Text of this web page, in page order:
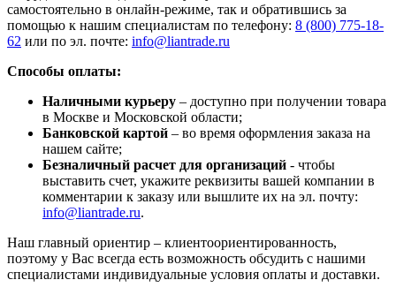
самостоятельно в онлайн-режиме, так и обратившись за
помощью к нашим специалистам по телефону: 8 (800) 775-18-
62 или по эл. почте: info@liantrade.ru
Способы оплаты:
Наличными курьеру – доступно при получении товара
в Москве и Московской области;
Банковской картой – во время оформления заказа на
нашем сайте;
Безналичный расчет для организаций - чтобы
выставить счет, укажите реквизиты вашей компании в
комментарии к заказу или вышлите их на эл. почту:
info@liantrade.ru.
Наш главный ориентир – клиентоориентированность,
поэтому у Вас всегда есть возможность обсудить с нашими
специалистами индивидуальные условия оплаты и доставки.